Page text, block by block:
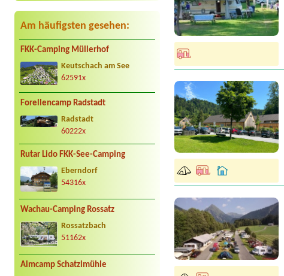
Am häufigsten gesehen:
FKK-Camping Müllerhof
Keutschach am See
62591x
Forellencamp Radstadt
Radstadt
60222x
Rutar Lido FKK-See-Camping
Eberndorf
54316x
Wachau-Camping Rossatz
Rossatzbach
51162x
Almcamp Schatzlmühle